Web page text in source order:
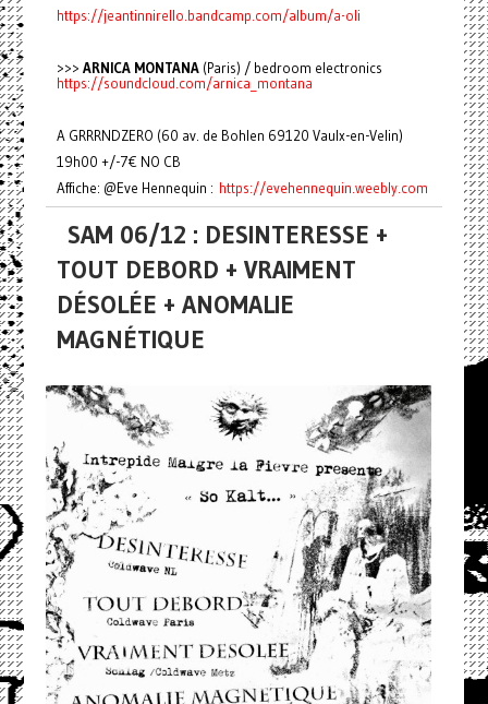
https://jeantinnirello.bandcamp.com/album/a-oli
>>> ARNICA MONTANA(Paris) / bedroom electronics
https://soundcloud.com/arnica_montana
A GRRRNDZERO (60 av. de Bohlen 69120 Vaulx-en-Velin)
19h00 +/-7€ NO CB
Affiche: @Eve Hennequin : https://evehennequin.weebly.com
SAM 06/12 : DESINTERESSE +
TOUT DEBORD + VRAIMENT
DÉSOLÉE + ANOMALIE
MAGNÉTIQUE